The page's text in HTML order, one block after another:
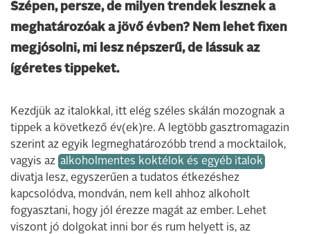
Szépen, persze, de milyen trendek lesznek a
meghatározóak a jövő évben? Nem lehet fixen
megjósolni, mi lesz népszerű, de lássuk az
ígéretes tippeket.
Kezdjük az italokkal, itt elég széles skálán mozognak a
tippek a következő év(ek)re. A legtöbb gasztromagazin
szerint az egyik legmeghatározóbb trend a mocktailok,
vagyis az alkoholmentes koktélok és egyéb italok
divatja lesz, egyszerűen a tudatos étkezéshez
kapcsolódva, mondván, nem kell ahhoz alkoholt
fogyasztani, hogy jól érezze magát az ember. Lehet
viszont jó dolgokat inni bor és rum helyett is, az